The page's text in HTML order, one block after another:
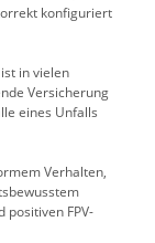
konfiguriert
in vielen
Versicherung
eines Unfalls
Verhalten,
positiven FPV-